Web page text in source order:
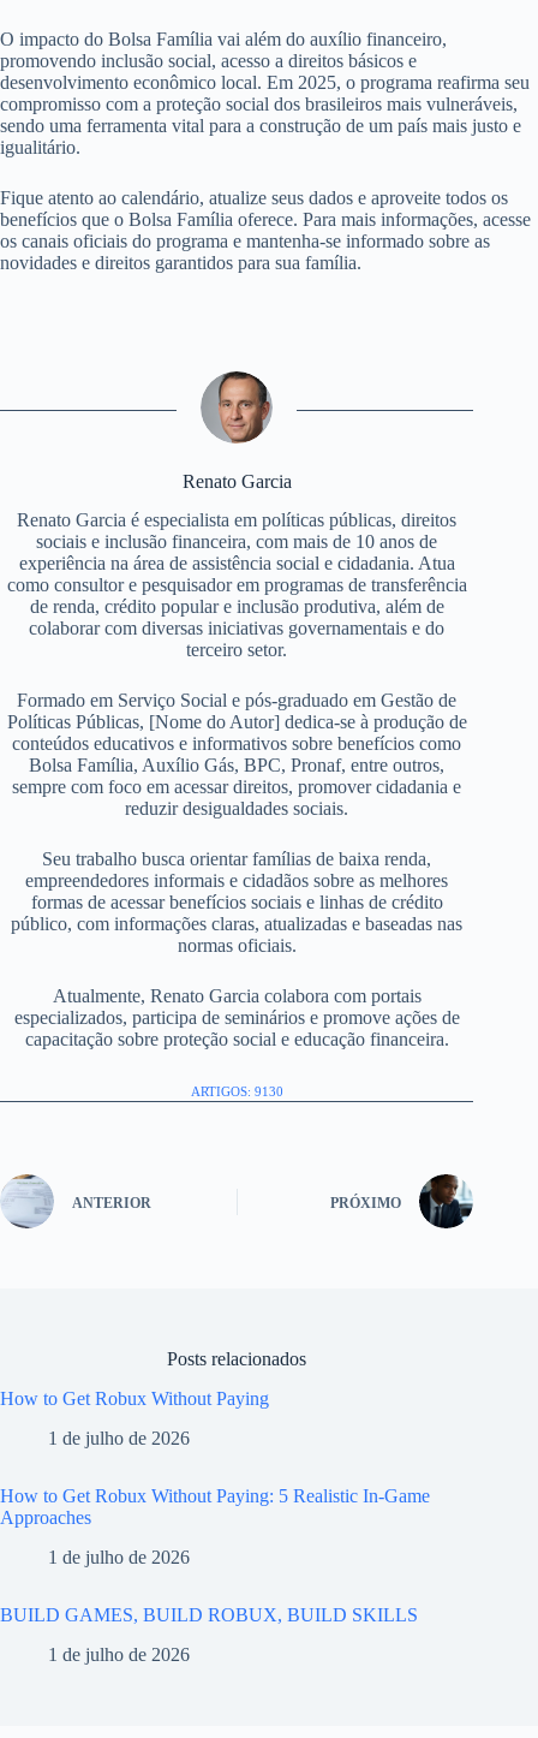
O impacto do Bolsa Família vai além do auxílio financeiro,
promovendo inclusão social, acesso a direitos básicos e
desenvolvimento econômico local. Em 2025, o programa reafirma seu
compromisso com a proteção social dos brasileiros mais vulneráveis,
sendo uma ferramenta vital para a construção de um país mais justo e
igualitário.
Fique atento ao calendário, atualize seus dados e aproveite todos os
benefícios que o Bolsa Família oferece. Para mais informações, acesse
os canais oficiais do programa e mantenha-se informado sobre as
novidades e direitos garantidos para sua família.
Renato Garcia
Renato Garcia é especialista em políticas públicas, direitos
sociais e inclusão financeira, com mais de 10 anos de
experiência na área de assistência social e cidadania. Atua
como consultor e pesquisador em programas de transferência
de renda, crédito popular e inclusão produtiva, além de
colaborar com diversas iniciativas governamentais e do
terceiro setor.
Formado em Serviço Social e pós-graduado em Gestão de
Políticas Públicas, [Nome do Autor] dedica-se à produção de
conteúdos educativos e informativos sobre benefícios como
Bolsa Família, Auxílio Gás, BPC, Pronaf, entre outros,
sempre com foco em acessar direitos, promover cidadania e
reduzir desigualdades sociais.
Seu trabalho busca orientar famílias de baixa renda,
empreendedores informais e cidadãos sobre as melhores
formas de acessar benefícios sociais e linhas de crédito
público, com informações claras, atualizadas e baseadas nas
normas oficiais.
Atualmente, Renato Garcia colabora com portais
especializados, participa de seminários e promove ações de
capacitação sobre proteção social e educação financeira.
ARTIGOS: 9130
ANTERIOR PRÓXIMO
Posts relacionados
How to Get Robux Without Paying
1 de julho de 2026
How to Get Robux Without Paying: 5 Realistic In-Game
Approaches
1 de julho de 2026
BUILD GAMES, BUILD ROBUX, BUILD SKILLS
1 de julho de 2026